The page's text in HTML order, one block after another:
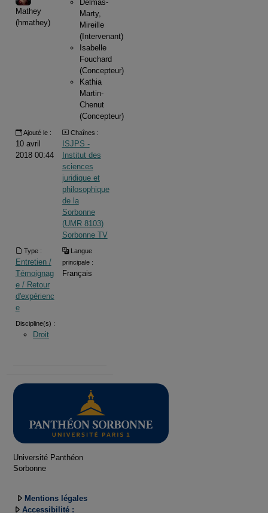
Mathey
(hmathey)
Delmas-
Marty,
Mireille
(Intervenant)
Isabelle
Fouchard
(Concepteur)
Kathia
Martin-
Chenut
(Concepteur)
Ajouté le :
10 avril
2018 00:44
Chaînes :
ISJPS -
Institut des
sciences
juridique et
philosophique
de la
Sorbonne
(UMR 8103)
Sorbonne TV
Type :
Entretien /
Témoignag
e / Retour
d'expérienc
e
Langue
principale :
Français
Discipline(s) :
Droit
Université Panthéon
Sorbonne
Mentions légales
Accessibilité :